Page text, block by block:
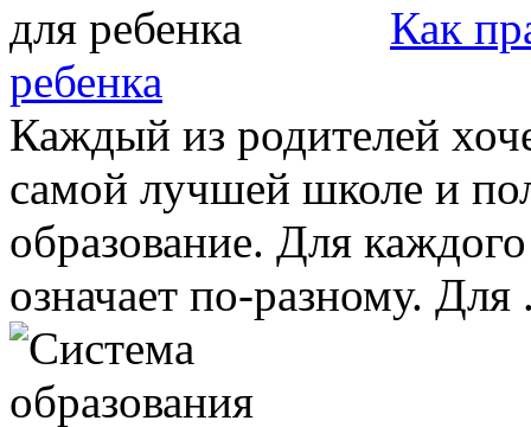
Как
ребенка
Каждый из родителей
самой лучшей школе и
образование. Для
означает по-разному. Для